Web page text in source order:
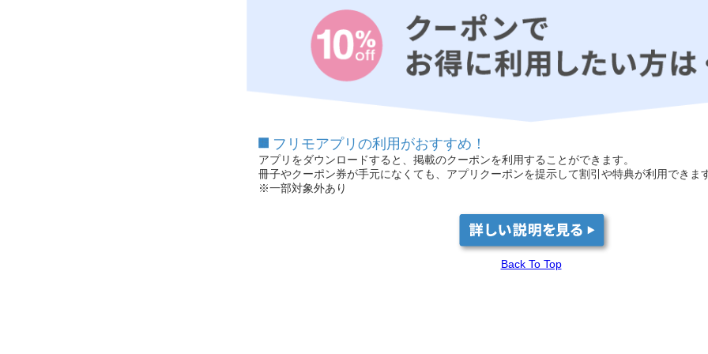
フリモアプリの利用がおすすめ！
アプリをダウンロードすると、掲載のクーポンを利用することができます。
冊子やクーポン券が手元になくても、アプリクーポンを提示して割引や特典が利用できま
※一部対象外あり
Back To Top